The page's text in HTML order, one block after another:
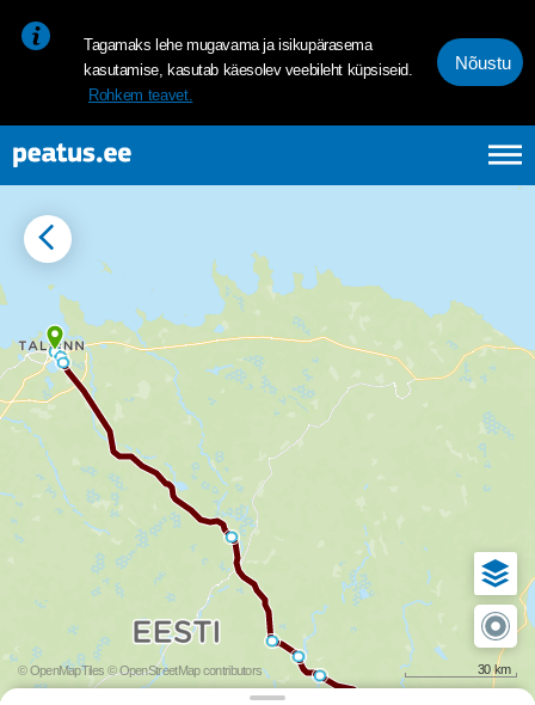
Tagamaks lehe mugavama ja isikupärasema
kasutamise, kasutab käesolev veebileht küpsiseid.
Rohkem teavet.
Nõustu
© OpenMapTiles © OpenStreetMap contributors 30 km